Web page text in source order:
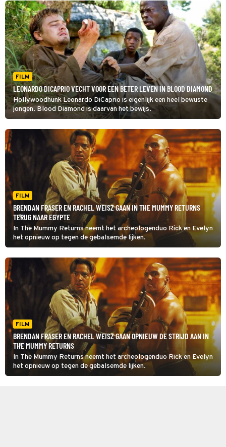
FILM
LEONARDO DICAPRIO VECHT VOOR EEN BETER LEVEN IN BLOOD DIAMOND
Hollywoodhunk Leonardo DiCaprio is eigenlijk een heel bewuste
jongen. Blood Diamond is daarvan het bewijs.
FILM
BRENDAN FRASER EN RACHEL WEISZ GAAN IN THE MUMMY RETURNS
TERUG NAAR EGYPTE
In The Mummy Returns neemt het archeologenduo Rick en Evelyn
het opnieuw op tegen de gebalsemde lijken.
FILM
BRENDAN FRASER EN RACHEL WEISZ GAAN OPNIEUW DE STRIJD AAN IN
THE MUMMY RETURNS
In The Mummy Returns neemt het archeologenduo Rick en Evelyn
het opnieuw op tegen de gebalsemde lijken.